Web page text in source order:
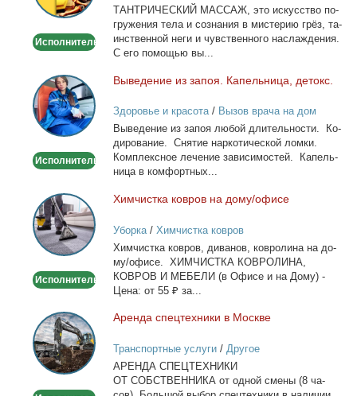
Исполнитель
ТАНТРИЧЕСКИЙ МАССАЖ, это ис­кус­ство по­
гру­же­ния те­ла и со­зна­ния в ми­сте­рию грёз, та­
ин­ствен­ной неги и чув­ствен­но­го на­сла­жде­ния.
С его по­мо­щью вы...
Выведение
из
запоя.
Капельница,
Исполнитель
Вы­ве­де­ние из за­поя. Ка­пель­ни­ца, де­токс.
Здоровье и красота/ Вызов врача на дом
Вы­ве­де­ние из за­поя лю­бой дли­тель­но­сти. Ко­
ди­ро­ва­ние. Сня­тие нар­ко­ти­че­ской лом­ки.
Ком­плекс­ное ле­че­ние за­ви­си­мо­стей. Ка­пель­
ни­ца в ком­форт­ных...
Химчистка
ковров
на
дому/
Исполнитель
Хим­чист­ка ков­ров на до­му/офи­се
Уборка/ Химчистка ковров
Хим­чист­ка ков­ров, ди­ва­нов, ков­ро­ли­на на до­
му/офи­се. ХИМЧИСТКА КОВРОЛИНА,
КОВРОВ И МЕБЕЛИ (в Офи­се и на До­му) -
Це­на: от 55 ₽ за...
Аренда
спецтехники
в
Москве
Арен­да спец­тех­ни­ки в Москве
Транспортные услуги/ Другое
АРЕНДА СПЕЦТЕХНИКИ
ОТ СОБСТВЕННИКА от од­ной сме­ны (8 ча­